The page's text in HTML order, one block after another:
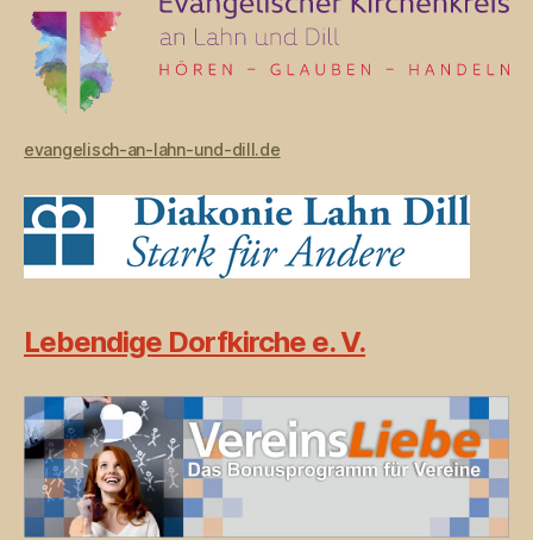
evangelisch-an-lahn-und-dill.de
Lebendige Dorfkirche e. V.